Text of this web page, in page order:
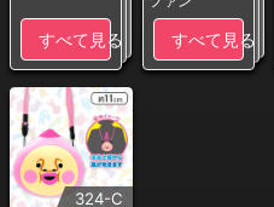
すべて見る すべて見る
324-C